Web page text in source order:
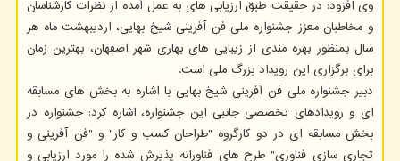
وی افزود: در حقیقت طبق ارزیابی های به عمل آمده از نظرات کارشناسان
و مخاطبان معزز جشنواره ملی فن آفرینی شیخ بهایی، اردیبهشت ماه هر
سال بمنظور بهره مندی از زیبایی های بهاری شهر اصفهان، بهترین زمان
برای برگزاری این رویداد بزرگ ملی است.
دبیر جشنواره ملی فن آفرینی شیخ بهایی با اشاره به بخش های مسابقه
ای و رویدادهای تخصصی جانبی این جشنواره، اشاره کرد: جشنواره در
بخش مسابقه ای در دو کارگروه "طراحان کسب و کار" و "فن آفرینی و
تجاری سازی فناوری" طرح های فناورانه پذیرش شده را مورد ارزیابی و